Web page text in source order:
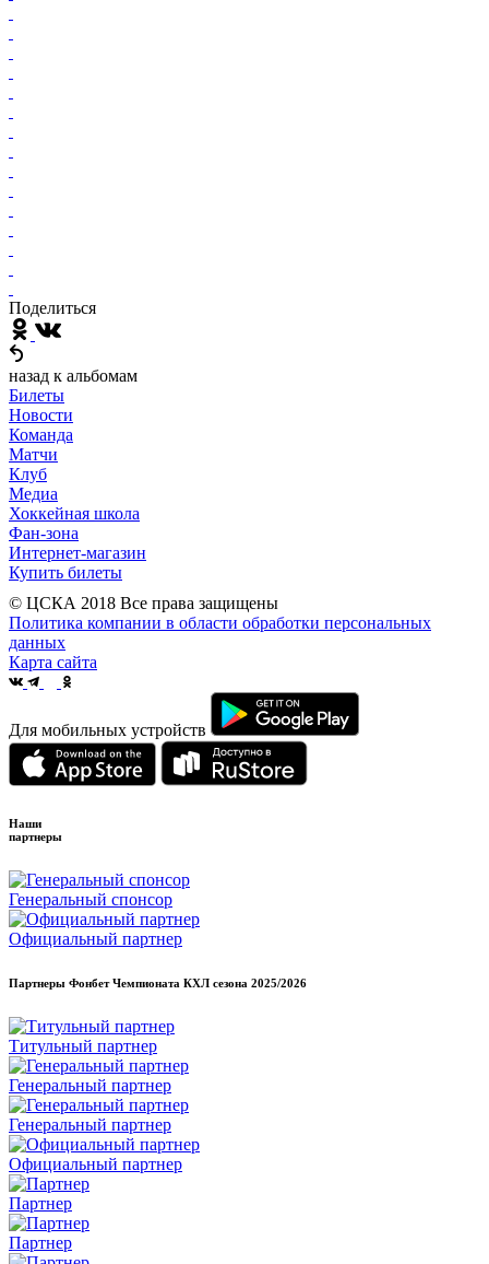
Поделиться
назад к альбомам
Билеты
Новости
Команда
Матчи
Клуб
Медиа
Хоккейная школа
Фан-зона
Интернет-магазин
Купить билеты
© ЦСКА 2018 Все права защищены
Политика компании в области обработки персональных
данных
Карта сайта
Для мобильных устройств
Наши
партнеры
Генеральный спонсор
Официальный партнер
Партнеры Фонбет Чемпионата КХЛ сезона 2025/2026
Титульный партнер
Генеральный партнер
Генеральный партнер
Официальный партнер
Партнер
Партнер